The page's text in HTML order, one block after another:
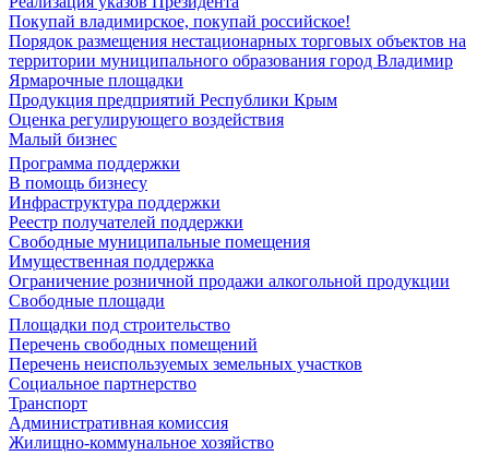
Покупай владимирское, покупай российское!
Порядок размещения нестационарных торговых объектов на
территории муниципального образования город Владимир
Ярмарочные площадки
Продукция предприятий Республики Крым
Оценка регулирующего воздействия
Малый бизнес
Программа поддержки
В помощь бизнесу
Инфраструктура поддержки
Реестр получателей поддержки
Свободные муниципальные помещения
Имущественная поддержка
Ограничение розничной продажи алкогольной продукции
Свободные площади
Площадки под строительство
Перечень свободных помещений
Перечень неиспользуемых земельных участков
Социальное партнерство
Транспорт
Административная комиссия
Жилищно-коммунальное хозяйство